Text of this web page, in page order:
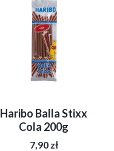
Haribo Balla Stixx
Cola 200g
7,90 zł